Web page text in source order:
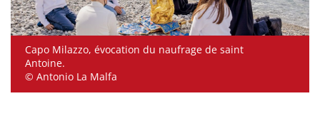
Capo Milazzo, évocation du naufrage de saint
Antoine.
© Antonio La Malfa